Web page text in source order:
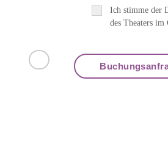
Ich stimme der
des Theaters im